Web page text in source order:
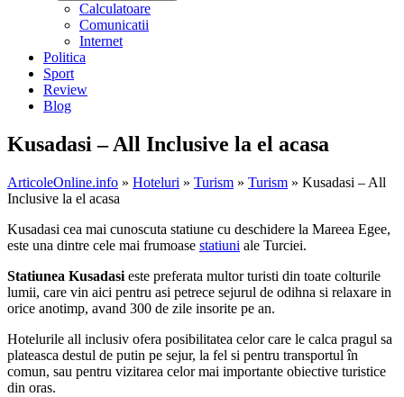
Calculatoare
Comunicatii
Internet
Politica
Sport
Review
Blog
Kusadasi – All Inclusive la el acasa
ArticoleOnline.info » Hoteluri » Turism » Turism » Kusadasi – All
Inclusive la el acasa
Kusadasi cea mai cunoscuta statiune cu deschidere la Mareea Egee,
este una dintre cele mai frumoase statiuni ale Turciei.
Statiunea Kusadasi este preferata multor turisti din toate colturile
lumii, care vin aici pentru asi petrece sejurul de odihna si relaxare in
orice anotimp, avand 300 de zile insorite pe an.
Hotelurile all inclusiv ofera posibilitatea celor care le calca pragul sa
plateasca destul de putin pe sejur, la fel si pentru transportul în
comun, sau pentru vizitarea celor mai importante obiective turistice
din oras.